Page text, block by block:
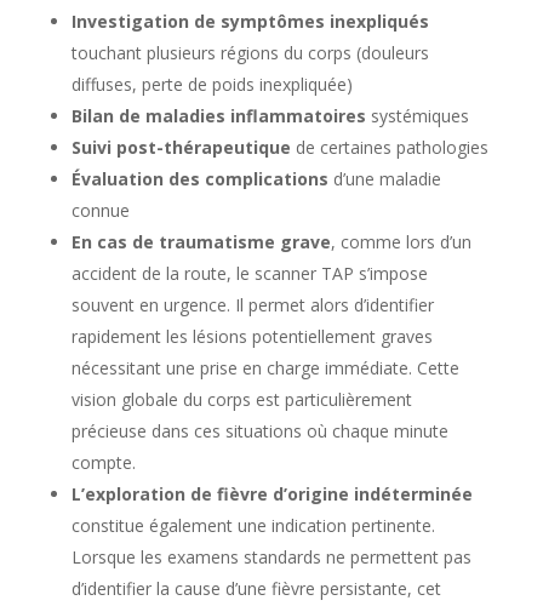
Investigation de symptômes inexpliqués
touchant plusieurs régions du corps (douleurs
diffuses, perte de poids inexpliquée)
Bilan de maladies inflammatoires systémiques
Suivi post-thérapeutique de certaines pathologies
Évaluation des complications d’une maladie
connue
En cas de traumatisme grave, comme lors d’un
accident de la route, le scanner TAP s’impose
souvent en urgence. Il permet alors d’identifier
rapidement les lésions potentiellement graves
nécessitant une prise en charge immédiate. Cette
vision globale du corps est particulièrement
précieuse dans ces situations où chaque minute
compte.
L’exploration de fièvre d’origine indéterminée
constitue également une indication pertinente.
Lorsque les examens standards ne permettent pas
d’identifier la cause d’une fièvre persistante, cet